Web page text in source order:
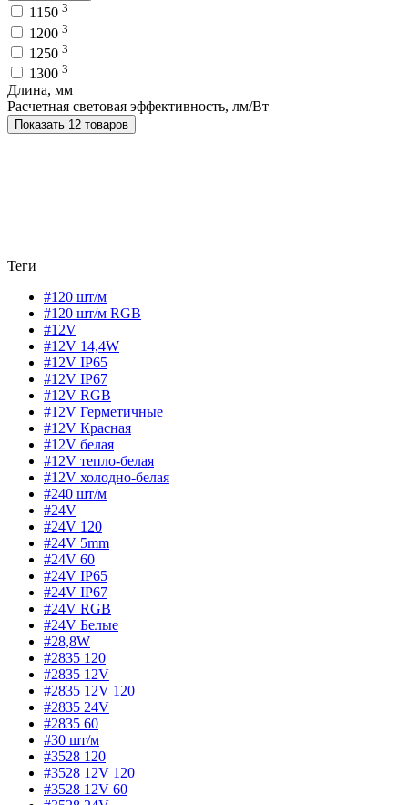
1150 3
1200 3
1250 3
1300 3
Длина, мм
Расчетная световая эффективность, лм/Вт
Показать 12 товаров
Теги
#120 шт/м
#120 шт/м RGB
#12V
#12V 14,4W
#12V IP65
#12V IP67
#12V RGB
#12V Герметичные
#12V Красная
#12V белая
#12V тепло-белая
#12V холодно-белая
#240 шт/м
#24V
#24V 120
#24V 5mm
#24V 60
#24V IP65
#24V IP67
#24V RGB
#24V Белые
#28,8W
#2835 120
#2835 12V
#2835 12V 120
#2835 24V
#2835 60
#30 шт/м
#3528 120
#3528 12V 120
#3528 12V 60